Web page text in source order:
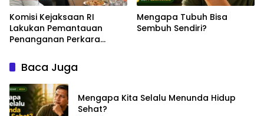
Komisi Kejaksaan RI
Lakukan Pemantauan
Penanganan Perkara
yang Melibatkan Mantan
Jampidsus, FA di
Kejaksaan Agung
Mengapa Tubuh Bisa
Sembuh Sendiri?
Baca Juga
Mengapa Kita Selalu Menunda Hidup
Sehat?